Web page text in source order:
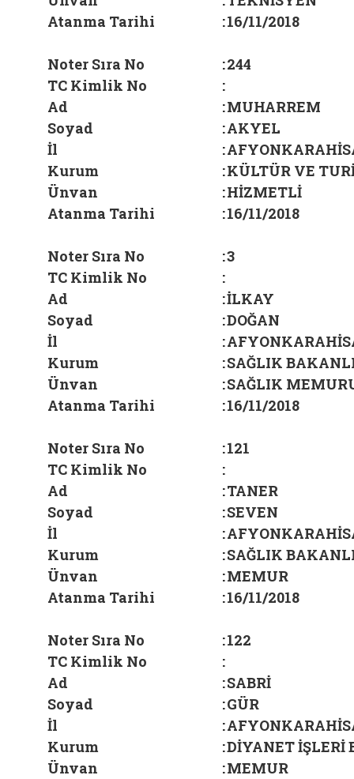
Atanma Tarihi
:16/11/2018
Noter Sıra No :244
TC Kimlik No
:
Ad
:MUHARREM
Soyad
:AKYEL
İl
:
Kurum
:KÜLTÜR VE
Ünvan
:HİZMETLİ
Atanma Tarihi
:16/11/2018
Noter Sıra No :3
TC Kimlik No
:
Ad
:İLKAY
Soyad
:DOĞAN
İl
:
Kurum
:SAĞLIK
Ünvan
:SAĞLIK
Atanma Tarihi
:16/11/2018
Noter Sıra No :121
TC Kimlik No
:
Ad
:TANER
Soyad
:SEVEN
İl
:
Kurum
:SAĞLIK
Ünvan
:MEMUR
Atanma Tarihi
:16/11/2018
Noter Sıra No :122
TC Kimlik No
:
Ad
:SABRİ
Soyad
:GÜR
İl
:
Kurum
:DİYANET İŞLERİ
Ünvan
:MEMUR